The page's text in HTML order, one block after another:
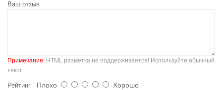
Ваш отзыв
Примечание: HTML разметка не поддерживается! Используйте обычный
текст.
Рейтинг Плохо
Хорошо